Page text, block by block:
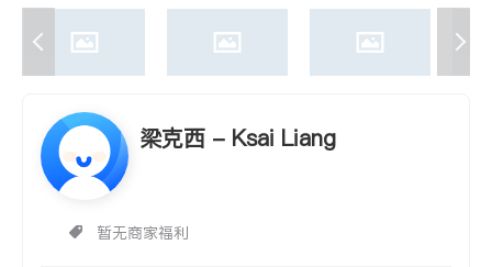
梁克西 - Ksai Liang
暂无商家福利